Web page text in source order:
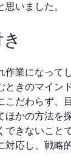
いました。
業になって
ときのマイ
だわらず、
かの方法を
きないこと
応し、戦略